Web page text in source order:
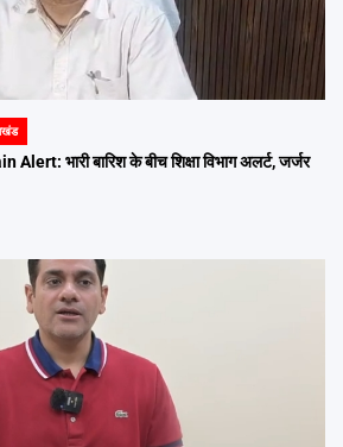
भारी बारिश के बीच शिक्षा विभाग अलर्ट, जर्जर